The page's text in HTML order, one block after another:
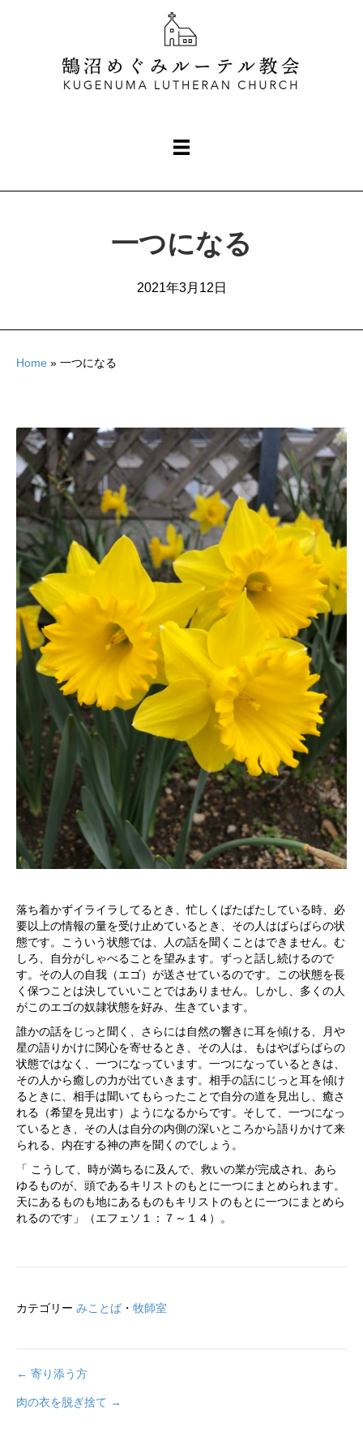
一つになる
2021年3月12日
Home » 一つになる
落ち着かずイライラしてるとき、忙しくばたばたしている時、必
要以上の情報の量を受け止めているとき、その人はばらばらの状
態です。こういう状態では、人の話を聞くことはできません。む
しろ、自分がしゃべることを望みます。ずっと話し続けるので
す。その人の自我（エゴ）が送させているのです。この状態を長
く保つことは決していいことではありません。しかし、多くの人
がこのエゴの奴隷状態を好み、生きています。
誰かの話をじっと聞く、さらには自然の響きに耳を傾ける、月や
星の語りかけに関心を寄せるとき、その人は、もはやばらばらの
状態ではなく、一つになっています。一つになっているときは、
その人から癒しの力が出ていきます。相手の話にじっと耳を傾け
るときに、相手は聞いてもらったことで自分の道を見出し、癒さ
れる（希望を見出す）ようになるからです。そして、一つになっ
ているとき、その人は自分の内側の深いところから語りかけて来
られる、内在する神の声を聞くのでしょう。
「 こうして、時が満ちるに及んで、救いの業が完成され、あら
ゆるものが、頭であるキリストのもとに一つにまとめられます。
天にあるものも地にあるものもキリストのもとに一つにまとめら
れるのです」（エフェソ１：７～１４）。
カテゴリー みことば ・ 牧師室
投
← 寄り添う方
肉の衣を脱ぎ捨て →